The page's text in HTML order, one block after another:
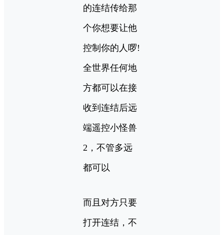
的连结传给那
个你想要让他
控制你的人啰!
全世界任何地
方都可以在接
收到连结后远
端遥控小怪兽
2，不管多远
都可以
而且对方只要
打开连结，不